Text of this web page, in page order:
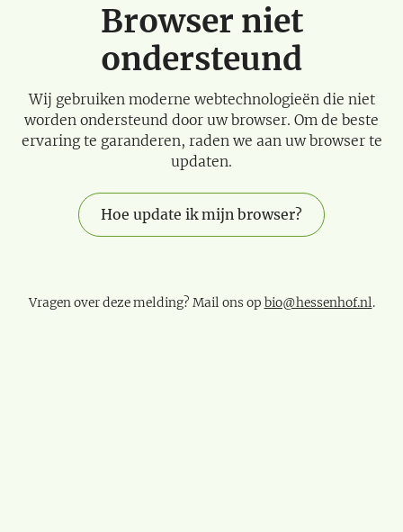
Browser niet
ondersteund
Wij gebruiken moderne webtechnologieën die niet
worden ondersteund door uw browser. Om de beste
ervaring te garanderen, raden we aan uw browser te
updaten.
Hoe update ik mijn browser?
Vragen over deze melding? Mail ons op bio@hessenhof.nl.